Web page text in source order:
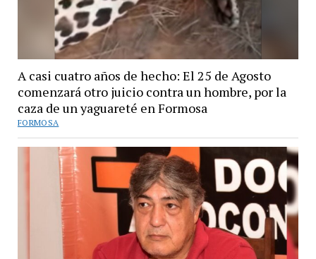
A casi cuatro años de hecho: El 25 de Agosto
comenzará otro juicio contra un hombre, por la
caza de un yaguareté en Formosa
FORMOSA